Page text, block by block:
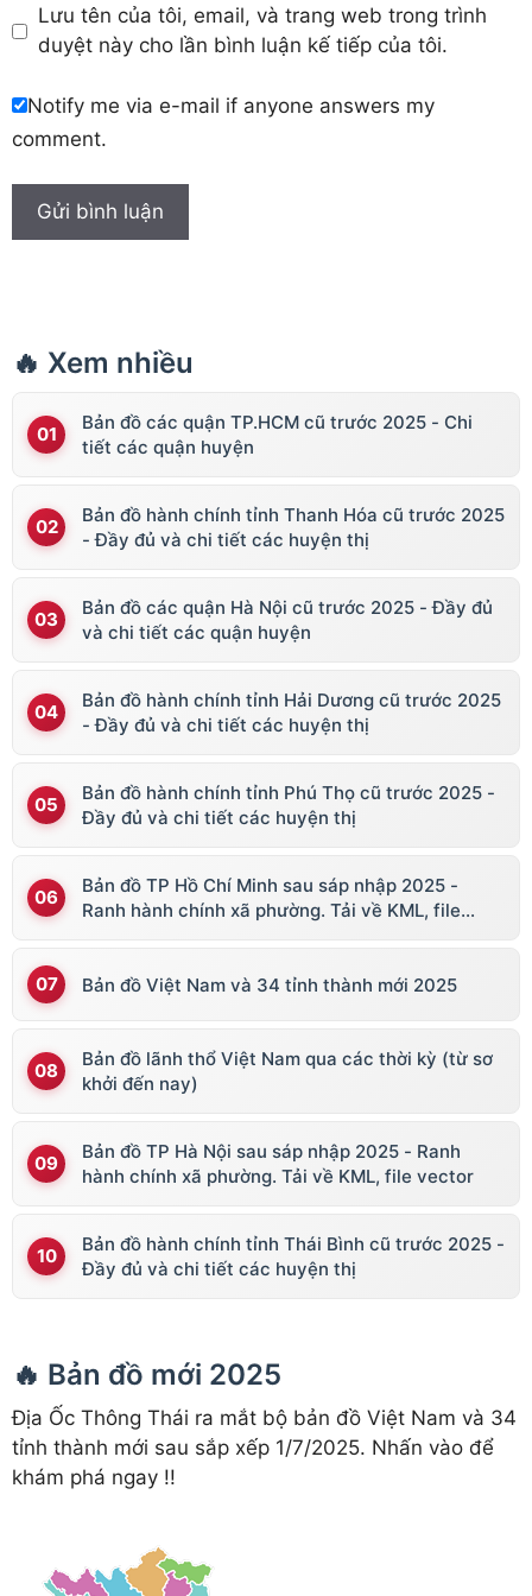
Lưu tên của tôi, email, và trang web trong trình
duyệt này cho lần bình luận kế tiếp của tôi.
Notify me via e-mail if anyone answers my
comment.
🔥 Xem nhiều
Bản đồ các quận TP.HCM cũ trước 2025 - Chi
tiết các quận huyện
Bản đồ hành chính tỉnh Thanh Hóa cũ trước 2025
- Đầy đủ và chi tiết các huyện thị
Bản đồ các quận Hà Nội cũ trước 2025 - Đầy đủ
và chi tiết các quận huyện
Bản đồ hành chính tỉnh Hải Dương cũ trước 2025
- Đầy đủ và chi tiết các huyện thị
Bản đồ hành chính tỉnh Phú Thọ cũ trước 2025 -
Đầy đủ và chi tiết các huyện thị
Bản đồ TP Hồ Chí Minh sau sáp nhập 2025 -
Ranh hành chính xã phường. Tải về KML, file
Bản đồ Việt Nam và 34 tỉnh thành mới 2025
Bản đồ lãnh thổ Việt Nam qua các thời kỳ (từ sơ
khởi đến nay)
Bản đồ TP Hà Nội sau sáp nhập 2025 - Ranh
hành chính xã phường. Tải về KML, file vector
Bản đồ hành chính tỉnh Thái Bình cũ trước 2025 -
Đầy đủ và chi tiết các huyện thị
🔥 Bản đồ mới 2025
Địa Ốc Thông Thái ra mắt bộ bản đồ Việt Nam và 34
tỉnh thành mới sau sắp xếp 1/7/2025. Nhấn vào để
khám phá ngay !!